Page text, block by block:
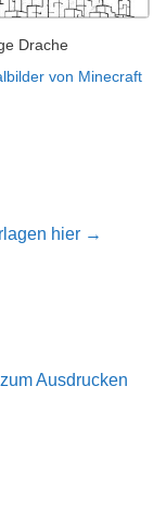
Drache
von Minecraft
hier →
zum Ausdrucken